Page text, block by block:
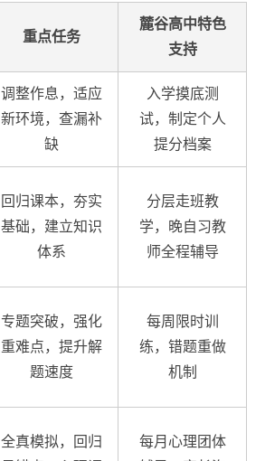
重点任务
麓谷高中特色
支持
调整作息，适应
新环境，查漏补
缺
入学摸底测
试，制定个人
提分档案
回归课本，夯实
基础，建立知识
体系
分层走班教
学，晚自习教
师全程辅导
专题突破，强化
重难点，提升解
题速度
每周限时训
练，错题重做
机制
全真模拟，回归
每月心理团体